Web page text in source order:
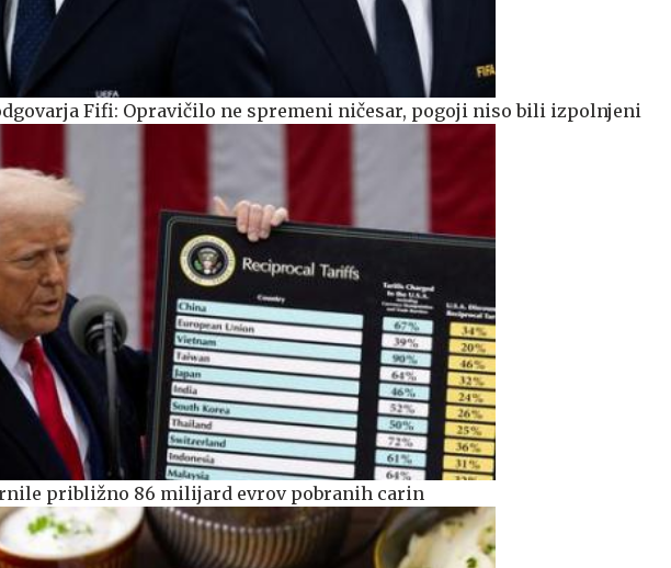
Fifi: Opravičilo ne spremeni ničesar, pogoji niso bili izpolnjeni
približno 86 milijard evrov pobranih carin